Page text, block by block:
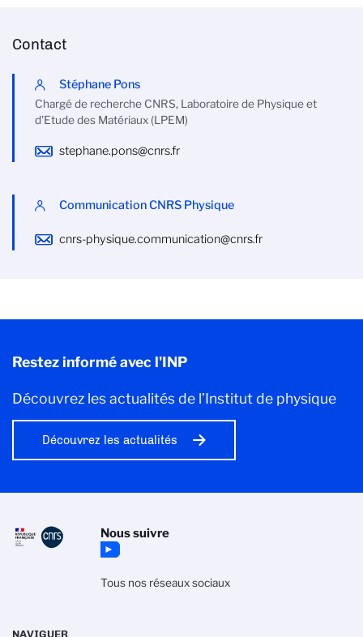
Contact
Stéphane Pons
Chargé de recherche CNRS, Laboratoire de Physique et
d'Etude des Matériaux (LPEM)
stephane.pons@cnrs.fr
Communication CNRS Physique
cnrs-physique.communication@cnrs.fr
Restez informé avec l'INP
Découvrez les actualités de l’Institut de physique
Découvrez les actualités
Nous suivre
Tous nos réseaux sociaux
NAVIGUER